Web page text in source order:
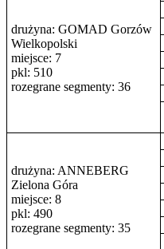
drużyna: GOMAD Gorzów
Wielkopolski
miejsce: 7
pkl: 510
rozegrane segmenty: 36
drużyna: ANNEBERG
Zielona Góra
miejsce: 8
pkl: 490
rozegrane segmenty: 35